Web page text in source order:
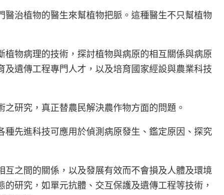
治植物的醫生來幫植物把脈。這種醫生不只幫植物
物病理的技術，探討植物與病原的相互關係與病原
遺傳工程專門人才，以及培育國家經設與農業科技
研究，真正替農民解決農作物方面的問題。
先進科技可應用於偵測病原發生、鑑定原因、探究
之間的關係，以及發展有效而不會損及人體及環境
研究，如單元抗體、交互保護及遺傳工程等技術，